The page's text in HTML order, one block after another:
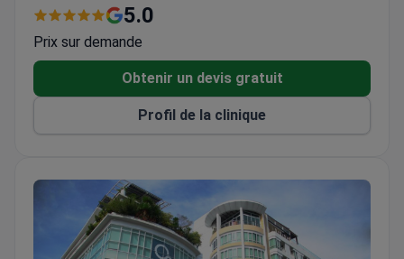
holistiques.
mésothérapie, microneedling et PRP pour le
rajeunissement et le lifting du visage.
Les services holistiques incluent la détox, la
sonothérapie, les perfusions de vitamines IV, la
méditation, le yoga et le coaching bien-être.
toutes les procédures esthétiques et anti-âge.
Les clients séjournent dans un complexe de luxe
avec une cuisine nutritive incluse dans le
programme.
5.0
Prix sur demande
Obtenir un devis gratuit
Profil de la clinique